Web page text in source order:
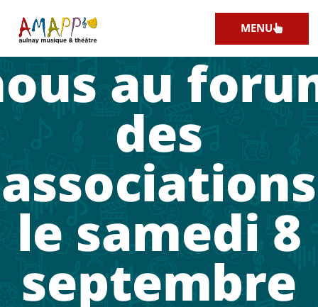
MENU
Retrouvez-
au
des
associations
le samedi 8
septembre